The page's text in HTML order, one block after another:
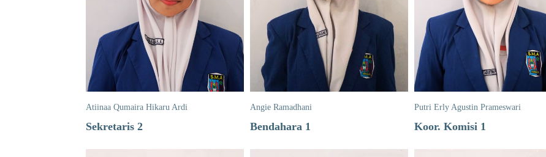
Atiinaa Qumaira Hikaru Ardi
Sekretaris 2
Angie Ramadhani
Bendahara 1
Putri Erly Agustin Prameswari
Koor. Komisi 1